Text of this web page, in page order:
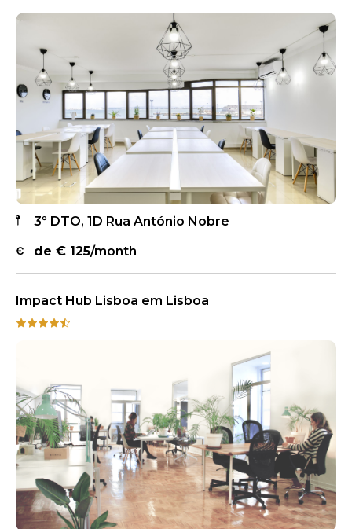
3º DTO, 1D Rua António Nobre
de € 125/month
Impact Hub Lisboa em Lisboa